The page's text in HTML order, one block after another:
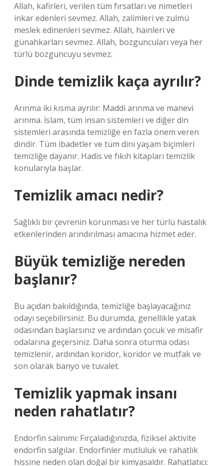
Allah, kafirleri, verilen tüm fırsatları ve nimetleri
inkar edenleri sevmez. Allah, zalimleri ve zulmü
meslek edinenleri sevmez. Allah, hainleri ve
günahkarları sevmez. Allah, bozguncuları veya her
türlü bozguncuyu sevmez.
Dinde temizlik kaça ayrılır?
Arınma iki kısma ayrılır: Maddi arınma ve manevi
arınma. İslam, tüm insan sistemleri ve diğer din
sistemleri arasında temizliğe en fazla önem veren
dindir. Tüm ibadetler ve tüm dini yaşam biçimleri
temizliğe dayanır. Hadis ve fıkıh kitapları temizlik
konularıyla başlar.
Temizlik amacı nedir?
Sağlıklı bir çevrenin korunması ve her türlü hastalık
etkenlerinden arındırılması amacına hizmet eder.
Büyük temizliğe nereden
başlanır?
Bu açıdan bakıldığında, temizliğe başlayacağınız
odayı seçebilirsiniz. Bu durumda, genellikle yatak
odasından başlarsınız ve ardından çocuk ve misafir
odalarına geçersiniz. Daha sonra oturma odası
temizlenir, ardından koridor, koridor ve mutfak ve
son olarak banyo ve tuvalet.
Temizlik yapmak insanı
neden rahatlatır?
Endorfin salınımı: Fırçaladığınızda, fiziksel aktivite
endorfin salgılar. Endorfinler mutluluk ve rahatlık
hissine neden olan doğal bir kimyasaldır. Rahatlatıcı: